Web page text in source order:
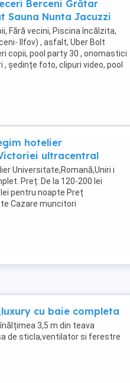
Berceni Grătar
Sauna Nunta Jacuzzi
Fără vecini, Piscina încălzita,
Ilfov) , asfalt, Uber Bolt
copii, pool party 30 , onomastici
ședințe foto, clipuri video, pool
hotelier
ultracentral
Universitate,Romană,Uniri i
Preț: De la 120-200 lei
pentru noapte Preț
Cazare muncitori
cu baie completa
3,5 m din teava
de sticla,ventilator si ferestre